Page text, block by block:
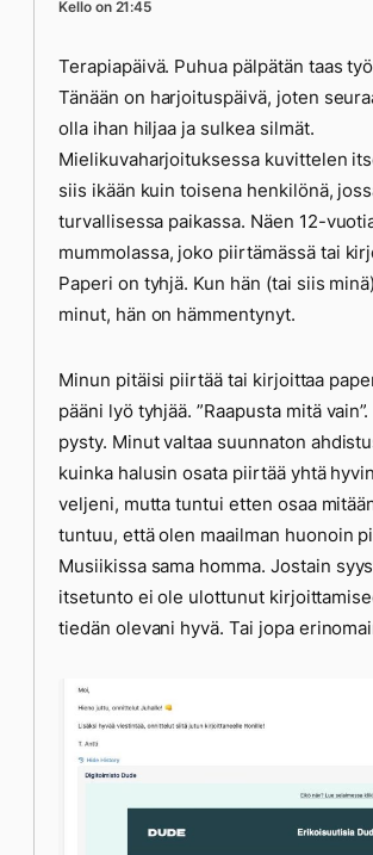
Kello on 21:45
Terapiapäivä. Puhua pälpätän taas
Tänään on harjoituspäivä, joten
olla ihan hiljaa ja sulkea silmät.
Mielikuvaharjoituksessa kuvittelen
siis ikään kuin toisena henkilönä,
turvallisessa paikassa. Näen 12-
mummolassa, joko piirtämässä tai
Paperi on tyhjä. Kun hän (tai siis
minut, hän on hämmentynyt.
Minun pitäisi piirtää tai kirjoittaa
pääni lyö tyhjää. ”Raapusta mitä
pysty. Minut valtaa suunnaton
kuinka halusin osata piirtää yhtä
veljeni, mutta tuntui etten osaa
tuntuu, että olen maailman huonoin
Musiikissa sama homma. Jostain
itsetunto ei ole ulottunut
tiedän olevani hyvä. Tai jopa